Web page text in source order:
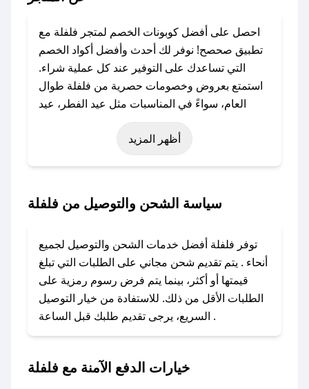
احصل على أفضل كوبونات الخصم لمتجر فلفلة مع
تطبيق صحصح! نوفر لك أحدث وأفضل أكواد الخصم
التي تساعدك على التوفير عند كل عملية شراء.
استمتع بعروض وخصومات حصرية من فلفلة طوال
العام، سواءً في المناسبات مثل عيد الفطر، عيد
الأضحى، الجمعة البيضاء (شهر نوفمبر)، رمضان،
اليوم الوطني، يوم التأسيس، أو حتى عروض خاصة
باستخدام تطبيق صحصح، يمكنك العثور بسهولة على
تواصل معنا عبر تويتر أو البريد الإلكتروني لإضافته
بسرعة.
### كيفية استخدام كود خصم فلفلة؟
1. انسخ كود الخصم من تطبيق صحصح.
2. الصقه في خانة الدفع عند التسوق من فلفلة.
### ماذا أفعل إذا لم يعمل كود الخصم؟
أظهر المزيد
سياسة الشحن والتوصيل من فلفلة
توفر فلفلة أفضل خدمات الشحن والتوصيل لجميع
أنحاء . يتم تقديم شحن مجاني على الطلبات التي تبلغ
قيمتها أو أكثر، بينما يتم فرض رسوم رمزية على
الطلبات الأقل من ذلك. للاستفادة من خيار التوصيل
السريع، يرجى تقديم طلبك قبل الساعة .
خيارات الدفع الآمنة مع فلفلة